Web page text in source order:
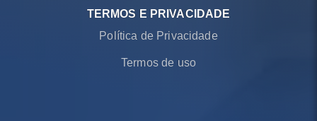
TERMOS E PRIVACIDADE
Política de Privacidade
Termos de uso